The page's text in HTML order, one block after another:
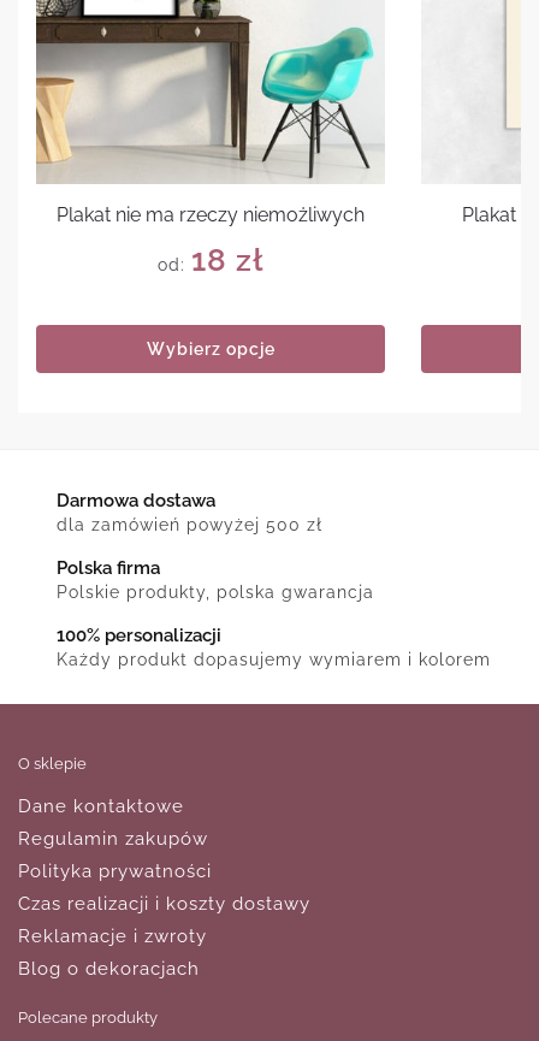
Plakat nie ma rzeczy niemożliwych
od: 18 zł
Wybierz opcje
Plakat
Darmowa dostawa
dla zamówień powyżej 500 zł
Polska firma
Polskie produkty, polska gwarancja
100% personalizacji
Każdy produkt dopasujemy wymiarem i kolorem
O sklepie
Dane kontaktowe
Regulamin zakupów
Polityka prywatności
Czas realizacji i koszty dostawy
Reklamacje i zwroty
Blog o dekoracjach
Polecane produkty